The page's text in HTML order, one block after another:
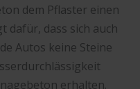
dem Pflaster einen
dafür, dass sich auch
Autos keine Steine
erhalten.